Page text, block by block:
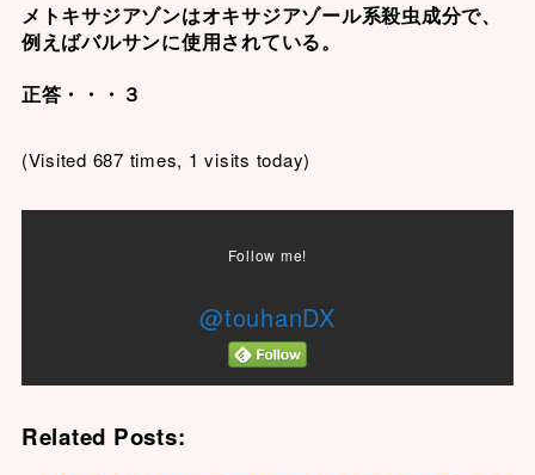
メトキサジアゾンはオキサジアゾール系殺虫成分で、
例えばバルサンに使用されている。
正答・・・３
(Visited 687 times, 1 visits today)
Follow me!
@touhanDX
Related Posts: